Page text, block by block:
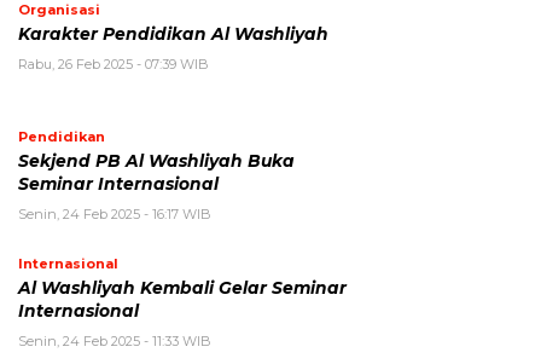
Organisasi
Karakter Pendidikan Al Washliyah
Rabu, 26 Feb 2025 - 07:39 WIB
Pendidikan
Sekjend PB Al Washliyah Buka
Seminar Internasional
Senin, 24 Feb 2025 - 16:17 WIB
Internasional
Al Washliyah Kembali Gelar Seminar
Internasional
Senin, 24 Feb 2025 - 11:33 WIB